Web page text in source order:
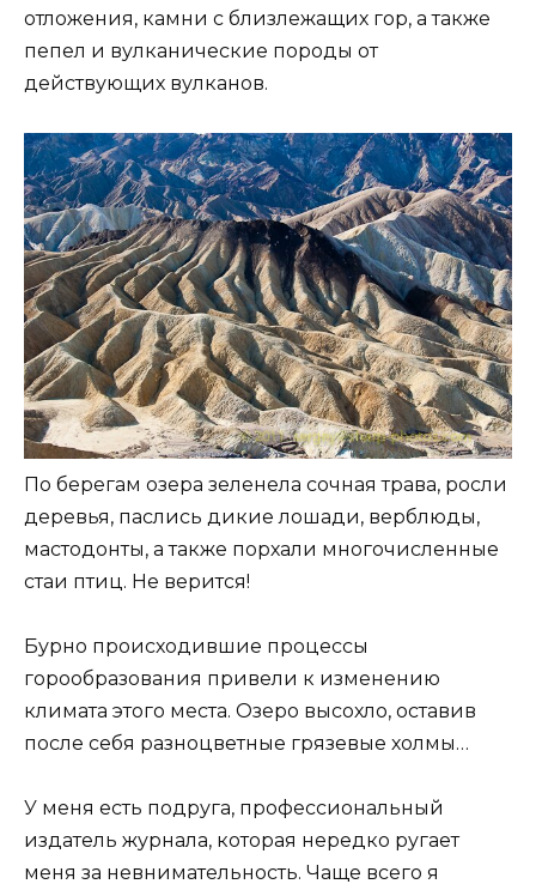
отложения, камни с близлежащих гор, а также
пепел и вулканические породы от
действующих вулканов.
По берегам озера зеленела сочная трава, росли
деревья, паслись дикие лошади, верблюды,
мастодонты, а также порхали многочисленные
стаи птиц. Не верится!
Бурно происходившие процессы
горообразования привели к изменению
климата этого места. Озеро высохло, оставив
после себя разноцветные грязевые холмы…
У меня есть подруга, профессиональный
издатель журнала, которая нередко ругает
меня за невнимательность. Чаще всего я